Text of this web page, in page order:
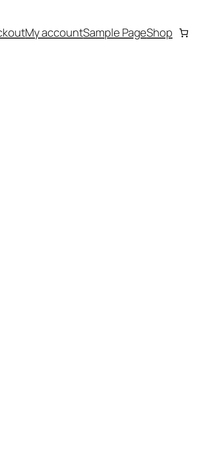
My accountSample PageShop